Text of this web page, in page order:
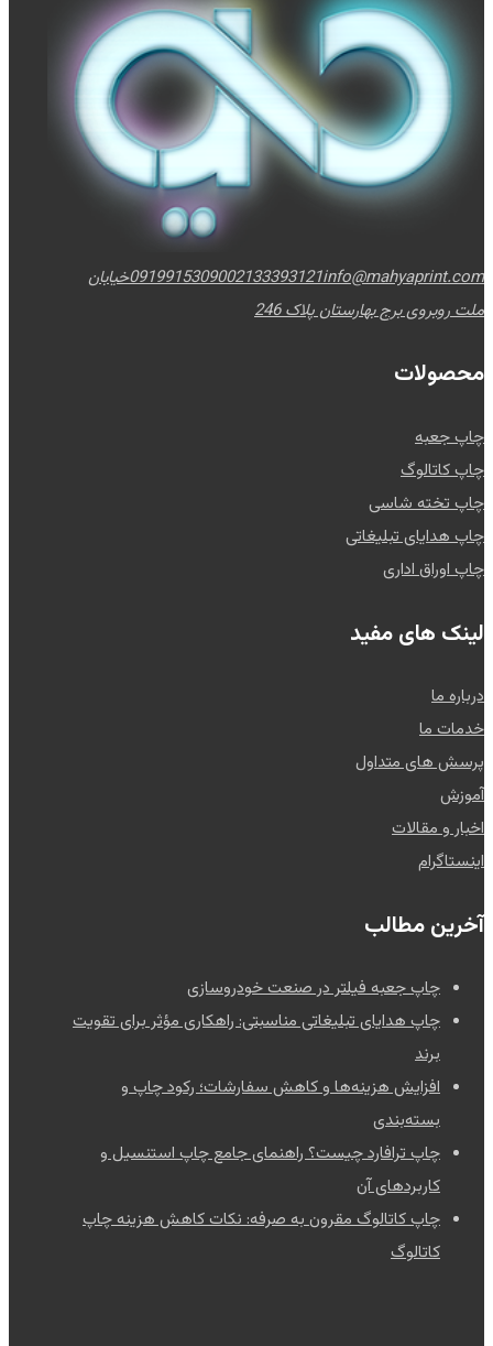
0919915309002133393121info@mahyaprint.com
خیابان
ملت روبروی برج بهارستان پلاک 246
محصولات
چاپ جعبه
چاپ کاتالوگ
چاپ تخته شاسی
چاپ هدایای تبلیغاتی
چاپ اوراق اداری
لینک های مفید
درباره ما
خدمات ما
پرسش های متداول
آموزش
اخبار و مقالات
اینستاگرام
آخرین مطالب
چاپ جعبه فیلتر در صنعت خودروسازی
چاپ هدایای تبلیغاتی مناسبتی: راهکاری مؤثر برای تقویت
برند
افزایش هزینه‌ها و کاهش سفارشات؛ رکود چاپ و
بسته‌بندی
چاپ ترافارد چیست؟ راهنمای جامع چاپ استنسیل و
کاربردهای آن
چاپ کاتالوگ مقرون به صرفه: نکات کاهش هزینه چاپ
کاتالوگ